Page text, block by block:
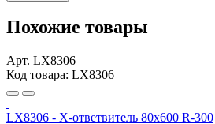
Похожие товары
Арт. LX8306
Код товара: LX8306
LX8306 - Х-ответвитель 80х600 R-300